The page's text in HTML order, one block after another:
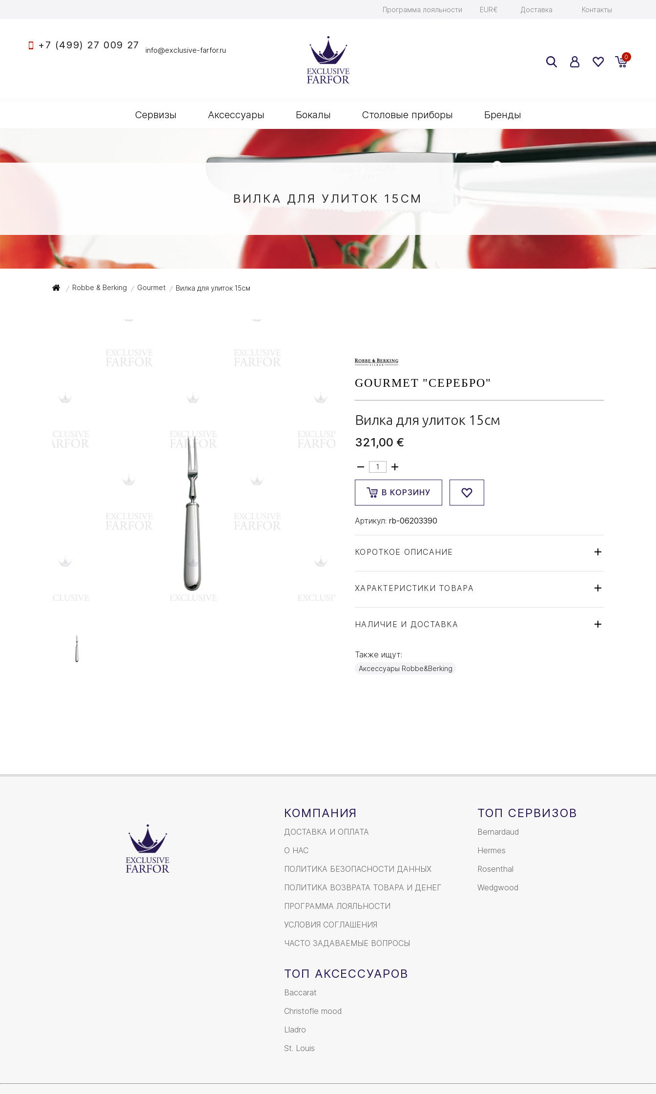
Программа лояльности EUR€ Доставка Контакты
+7 (499) 27 009 27 info@exclusive-farfor.ru
0
Сервизы Аксессуары Бокалы Столовые приборы Бренды
+
ВИЛКА ДЛЯ УЛИТОК 15СМ
/ Robbe & Berking / Gourmet / Вилка для улиток 15см
GOURMET "СЕРЕБРО"
Вилка для улиток 15см
321,00 €
В КОРЗИНУ
Артикул: rb-06203390
КОРОТКОЕ ОПИСАНИЕ
ХАРАКТЕРИСТИКИ ТОВАРА
Коллекция
Gourmet
Материал
Объем / Размер
15см
НАЛИЧИЕ И ДОСТАВКА
Также ищут:
Аксессуары Robbe&Berking
КОМПАНИЯ
ДОСТАВКА И ОПЛАТА
О НАС
ПОЛИТИКА БЕЗОПАСНОСТИ ДАННЫХ
ПОЛИТИКА ВОЗВРАТА ТОВАРА И ДЕНЕГ
ПРОГРАММА ЛОЯЛЬНОСТИ
УСЛОВИЯ СОГЛАШЕНИЯ
ЧАСТО ЗАДАВАЕМЫЕ ВОПРОСЫ
ТОП СЕРВИЗОВ
Bernardaud
Hermes
Rosenthal
Wedgwood
ТОП АКСЕССУАРОВ
Baccarat
Christofle mood
Lladro
St. Louis